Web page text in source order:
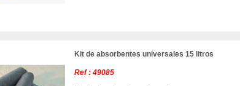
Kit de absorbentes universales 15 litros
Ref : 49085